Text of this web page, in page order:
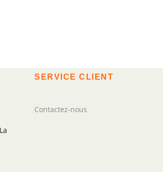
SERVICE CLIENT
Contactez-nous